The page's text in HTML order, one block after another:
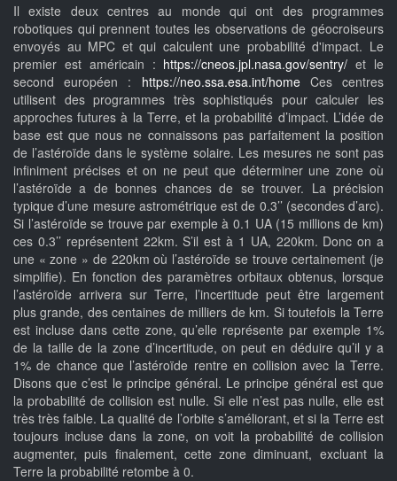
Il existe deux centres au monde qui ont des programmes
robotiques qui prennent toutes les observations de géocroiseurs
envoyés au MPC et qui calculent une probabilité d'impact. Le
premier est américain : https://cneos.jpl.nasa.gov/sentry/ et le
second européen : https://neo.ssa.esa.int/homeCes centres
utilisent des programmes très sophistiqués pour calculer les
approches futures à la Terre, et la probabilité d’impact. L’idée de
base est que nous ne connaissons pas parfaitement la position
de l’astéroïde dans le système solaire. Les mesures ne sont pas
infiniment précises et on ne peut que déterminer une zone où
l’astéroïde a de bonnes chances de se trouver. La précision
typique d’une mesure astrométrique est de 0.3’’ (secondes d’arc).
Si l’astéroïde se trouve par exemple à 0.1 UA (15 millions de km)
ces 0.3’’ représentent 22km. S’il est à 1 UA, 220km. Donc on a
une « zone » de 220km où l’astéroïde se trouve certainement (je
simplifie). En fonction des paramètres orbitaux obtenus, lorsque
l’astéroïde arrivera sur Terre, l’incertitude peut être largement
plus grande, des centaines de milliers de km. Si toutefois la Terre
est incluse dans cette zone, qu’elle représente par exemple 1%
de la taille de la zone d’incertitude, on peut en déduire qu’il y a
1% de chance que l’astéroïde rentre en collision avec la Terre.
Disons que c’est le principe général. Le principe général est que
la probabilité de collision est nulle. Si elle n’est pas nulle, elle est
très très faible. La qualité de l’orbite s’améliorant, et si la Terre est
toujours incluse dans la zone, on voit la probabilité de collision
augmenter, puis finalement, cette zone diminuant, excluant la
Terre la probabilité retombe à 0.